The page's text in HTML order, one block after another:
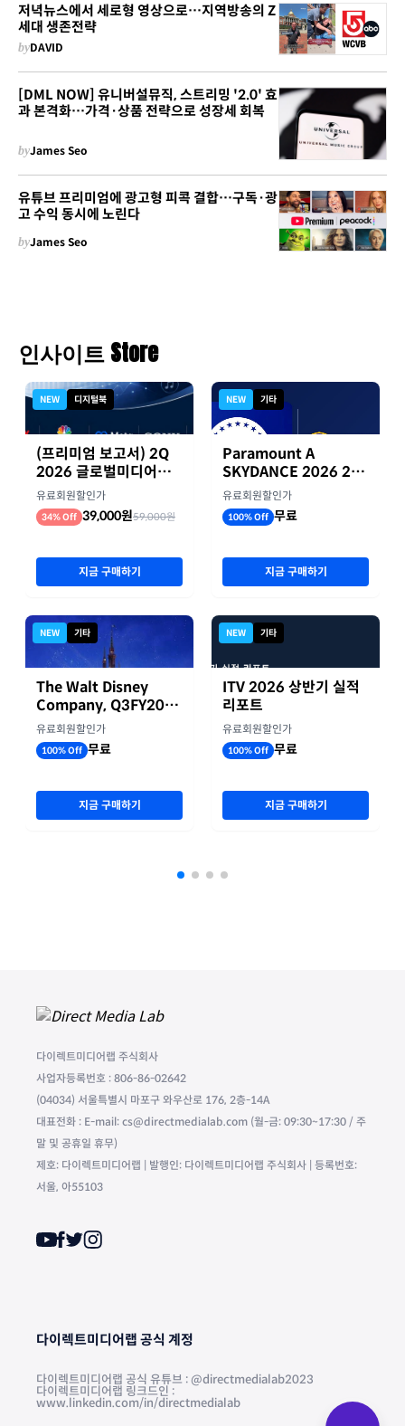
저녁뉴스에서 세로형 영상으로…지역방송의 Z
세대 생존전략
byDAVID
[DML NOW] 유니버설뮤직, 스트리밍 '2.0' 효
과 본격화…가격·상품 전략으로 성장세 회복
byJames Seo
유튜브 프리미엄에 광고형 피콕 결합…구독·광
고 수익 동시에 노린다
byJames Seo
인사이트 Store
NEW 디지털북
(프리미엄 보고서) 2Q
2026 글로벌미디어기
업 실적 종합 보고서
유료회원할인가
34% Off 39,000원59,000원
지금 구매하기
NEW 기타
The Walt Disney
Company, Q3FY2026
실적자료
유료회원할인가
100% Off 무료
지금 구매하기
NEW 기타
Paramount A
SKYDANCE 2026 2분
기 실적
유료회원할인가
100% Off 무료
지금 구매하기
NEW 기타
ITV 2026 상반기 실적
리포트
유료회원할인가
100% Off 무료
지금 구매하기
다이렉트미디어랩 주식회사
사업자등록번호 : 806-86-02642
(04034) 서울특별시 마포구 와우산로 176, 2층-14A
대표전화 : E-mail: cs@directmedialab.com (월-금: 09:30~17:30 / 주
말 및 공휴일 휴무)
제호: 다이렉트미디어랩 | 발행인: 다이렉트미디어랩 주식회사 | 등록번호:
서울, 아55103
다이렉트미디어랩 공식 계정
다이렉트미디어랩 공식 유튜브 : @directmedialab2023
다이렉트미디어랩 링크드인 :
www.linkedin.com/in/directmedialab